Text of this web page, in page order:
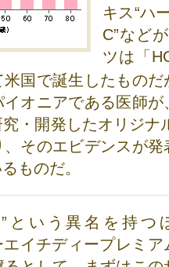
キス“ハ
C”など
ツは「
国で誕生したもの
オニアである医師
・開発したオリジナ
そのエビデンスが
ものだ。
という異名を持つ
イチディープレミ